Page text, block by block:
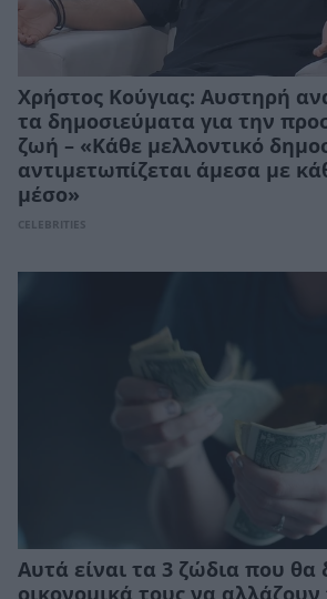
Χρήστος Κούγιας: Αυστηρή
τα δημοσιεύματα για την
ζωή – «Κάθε μελλοντικό
αντιμετωπίζεται άμεσα με
μέσο»
CELEBRITIES
Αυτά είναι τα 3 ζώδια που θα
οικονομικά τους να αλλάζουν